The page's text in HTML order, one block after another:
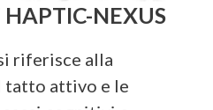
NEXUS
riferisce alla
tatto attivo e le